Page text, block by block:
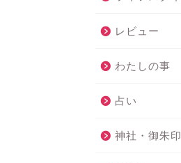
レビュー
わたしの事
占い
神社・御朱印